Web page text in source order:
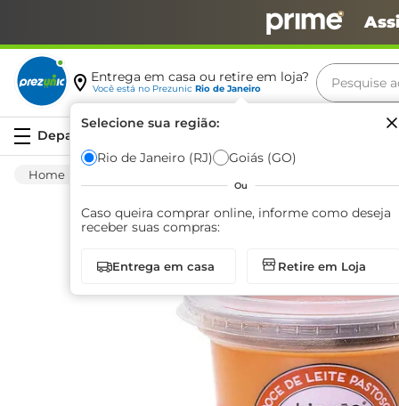
Entrega em casa ou retire em loja?
Você está no Prezunic Rio de Janeiro
Selecione sua região:
Rio de Janeiro (RJ) Goiás (GO)
Ou
Caso queira comprar online, informe como deseja
receber suas compras:
Entrega em casa Retire em Loja
Pesquise
Termos
café
azeite
arroz
iogurte
papel